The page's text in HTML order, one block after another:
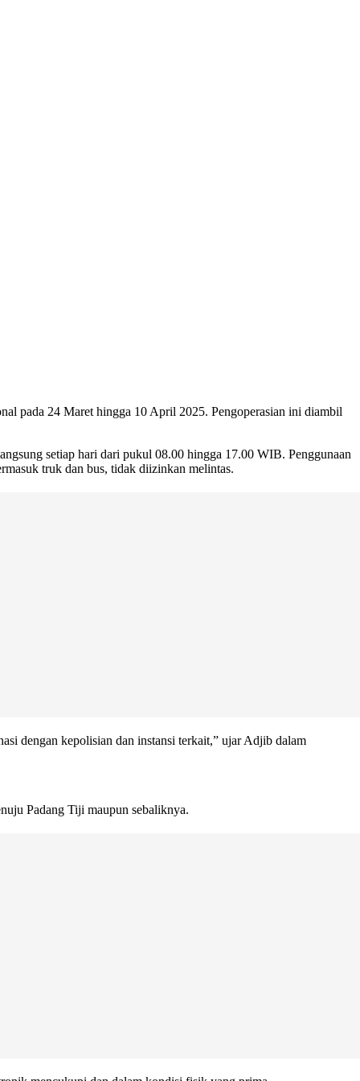
pada 24 Maret hingga 10 April 2025. Pengoperasian ini diambil
setiap hari dari pukul 08.00 hingga 17.00 WIB. Penggunaan
truk dan bus, tidak diizinkan melintas.
dengan kepolisian dan instansi terkait,” ujar Adjib dalam
Padang Tiji maupun sebaliknya.